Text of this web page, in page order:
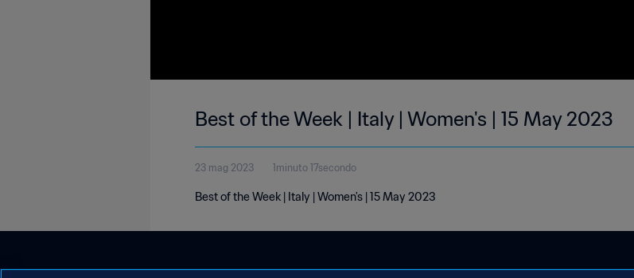
Best of the Week | Italy | Women's | 15 May 2023
23 mag 2023 1minuto 17secondo
Best of the Week | Italy | Women's | 15 May 2023